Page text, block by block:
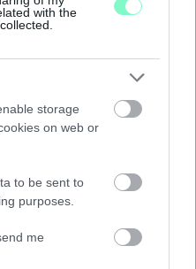
with the
storage
on web or
to be sent to
purposes.
me
folyamatos
zajlik.
évek során a korábbi
markánsan felismerhető,
játékos gesztusokból
strukturális szintjén rendre
a mindennapi
Az ábrázolt jelenetek
indulnak ki, amelyek a festői
hétköznapiság evidenciájától,
ható dramaturgia